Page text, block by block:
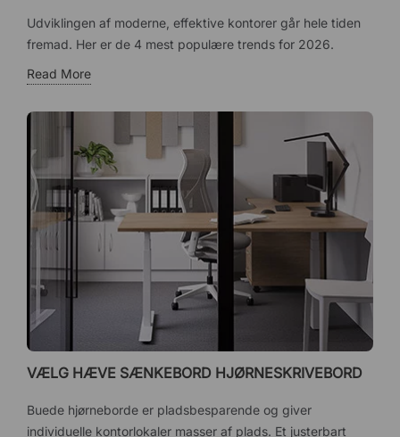
Udviklingen af ​​moderne, effektive kontorer går hele tiden
fremad. Her er de 4 mest populære trends for 2026.
Read More
VÆLG HÆVE SÆNKEBORD HJØRNESKRIVEBORD
Buede hjørneborde er pladsbesparende og giver
individuelle kontorlokaler masser af plads. Et justerbart